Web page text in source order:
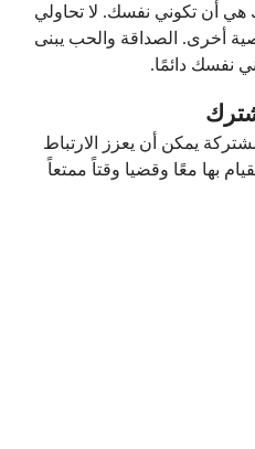
أن تكوني نفسك. لا تحاولي
أخرى. الصداقة والحب يبنى
نفسك دائمًا.
يمكن أن يعزز الارتباط
بها معًا وقضيا وقتاً ممتعاً